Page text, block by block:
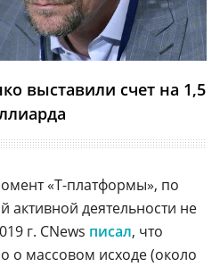
выставили счет на 1,5
«Т-платформы», по
активной деятельности не
г. CNews писал, что
о массовом исходе (около